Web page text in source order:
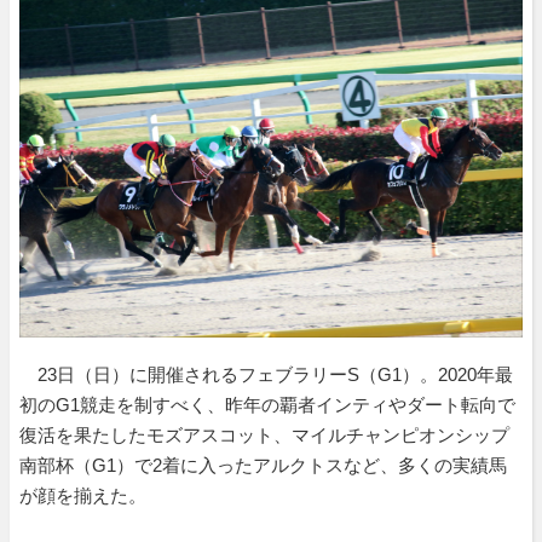
23日（日）に開催されるフェブラリーS（G1）。2020年最
初のG1競走を制すべく、昨年の覇者インティやダート転向で
復活を果たしたモズアスコット、マイルチャンピオンシップ
南部杯（G1）で2着に入ったアルクトスなど、多くの実績馬
が顔を揃えた。